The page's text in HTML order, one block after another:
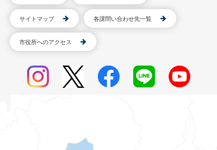
サイトマップ 各課問い合わせ先一覧
市役所へのアクセス